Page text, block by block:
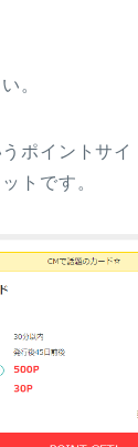
。
うポイントサ
トです。